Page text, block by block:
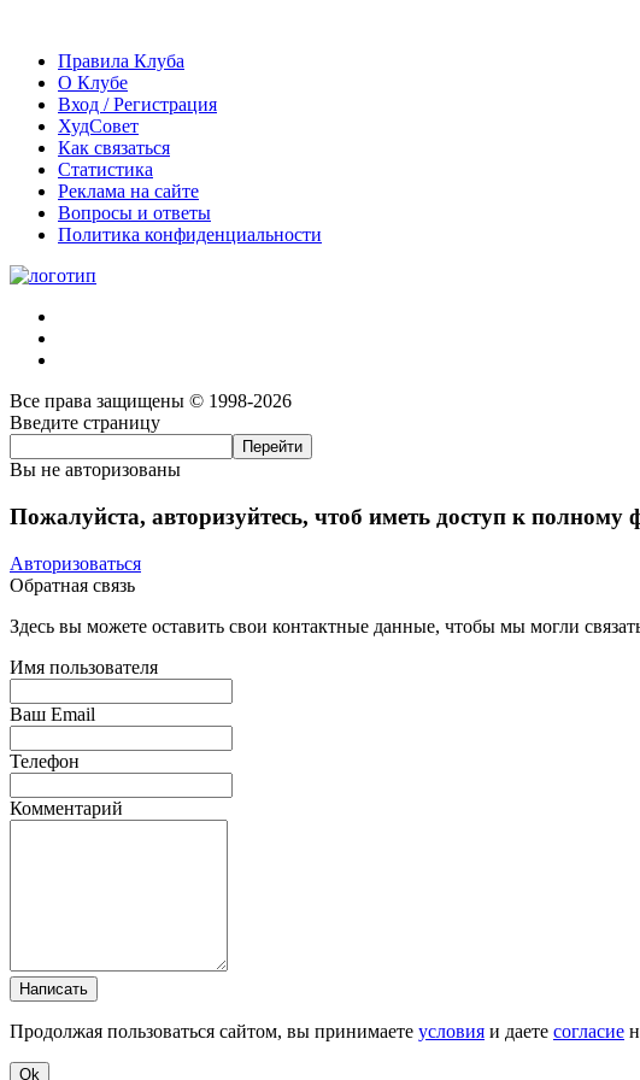
Правила Клуба
О Клубе
Вход / Регистрация
ХудСовет
Как связаться
Статистика
Реклама на сайте
Вопросы и ответы
Политика конфиденциальности
Все права защищены © 1998-2026
Введите страницу
Вы не авторизованы
Пожалуйста, авторизуйтесь, чтоб иметь доступ к полному
Авторизоваться
Обратная связь
Здесь вы можете оставить свои контактные данные, чтобы мы могли
Имя пользователя
Ваш Email
Телефон
Комментарий
Написать
Продолжая пользоваться сайтом, вы принимаете условия и даете согласие
Ok